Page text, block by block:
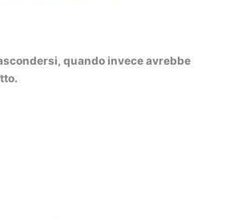
quando invece avrebbe